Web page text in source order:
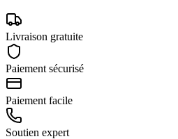
Livraison gratuite
Paiement sécurisé
Paiement facile
Soutien expert